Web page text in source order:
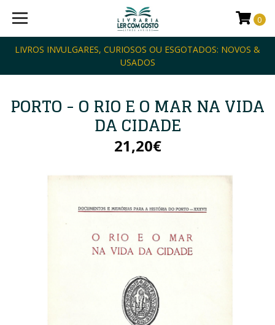
LIVROS INVULGARES, CURIOSOS OU ESGOTADOS: NOVOS &
USADOS
0
PORTO - O RIO E O MAR NA VIDA
DA CIDADE
21,20€